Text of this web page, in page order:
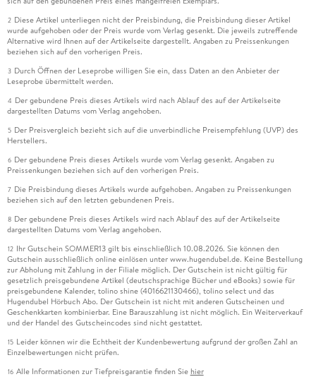
2 Diese Artikel unterliegen nicht der Preisbindung, die Preisbindung dieser Artikel
wurde aufgehoben oder der Preis wurde vom Verlag gesenkt. Die jeweils zutreffende
Alternative wird Ihnen auf der Artikelseite dargestellt. Angaben zu Preissenkungen
beziehen sich auf den vorherigen Preis.
3 Durch Öffnen der Leseprobe willigen Sie ein, dass Daten an den Anbieter der
Leseprobe übermittelt werden.
4 Der gebundene Preis dieses Artikels wird nach Ablauf des auf der Artikelseite
dargestellten Datums vom Verlag angehoben.
5 Der Preisvergleich bezieht sich auf die unverbindliche Preisempfehlung (UVP) des
Herstellers.
6 Der gebundene Preis dieses Artikels wurde vom Verlag gesenkt. Angaben zu
Preissenkungen beziehen sich auf den vorherigen Preis.
7 Die Preisbindung dieses Artikels wurde aufgehoben. Angaben zu Preissenkungen
beziehen sich auf den letzten gebundenen Preis.
8 Der gebundene Preis dieses Artikels wird nach Ablauf des auf der Artikelseite
dargestellten Datums vom Verlag angehoben.
12 Ihr Gutschein SOMMER13 gilt bis einschließlich 10.08.2026. Sie können den
Gutschein ausschließlich online einlösen unter www.hugendubel.de. Keine Bestellung
zur Abholung mit Zahlung in der Filiale möglich. Der Gutschein ist nicht gültig für
gesetzlich preisgebundene Artikel (deutschsprachige Bücher und eBooks) sowie für
preisgebundene Kalender, tolino shine (4016621130466), tolino select und das
Hugendubel Hörbuch Abo. Der Gutschein ist nicht mit anderen Gutscheinen und
Geschenkkarten kombinierbar. Eine Barauszahlung ist nicht möglich. Ein Weiterverkauf
und der Handel des Gutscheincodes sind nicht gestattet.
15 Leider können wir die Echtheit der Kundenbewertung aufgrund der großen Zahl an
Einzelbewertungen nicht prüfen.
16 Alle Informationen zur Tiefpreisgarantie finden Sie hier